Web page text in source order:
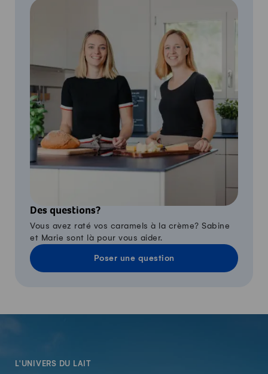
Des questions?
Vous avez raté vos caramels à la crème? Sabine
et Marie sont là pour vous aider.
Poser une question
L'UNIVERS DU LAIT